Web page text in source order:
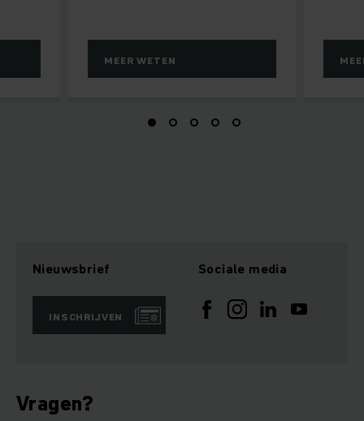
MEER WETEN
Nieuwsbrief
INSCHRIJVEN
Sociale media
Vragen?